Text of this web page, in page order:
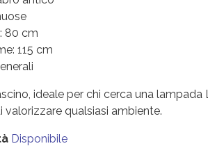
80 cm
115 cm
ideale per chi cerca una lampada
qualsiasi ambiente.
Disponibile